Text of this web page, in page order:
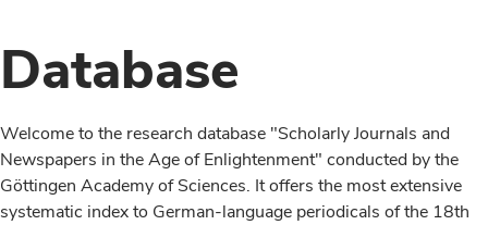
Database
Welcome to the research database "Scholarly Journals and
Newspapers in the Age of Enlightenment" conducted by the
Göttingen Academy of Sciences. It offers the most extensive
systematic index to German-language periodicals of the 18th